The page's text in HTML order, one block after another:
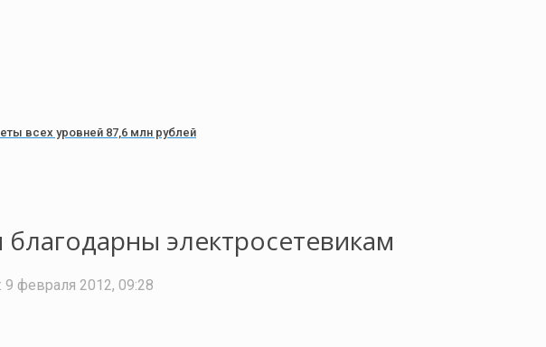
всех уровней 87,6 млн рублей
электросетевикам
9 февраля 2012, 09:28